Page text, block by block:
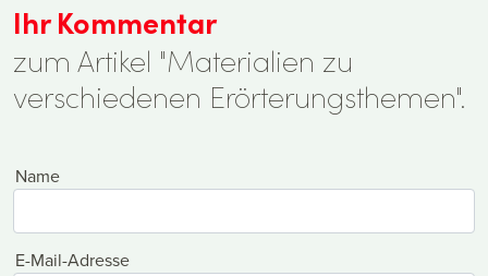
Ihr Kommentar
zum Artikel "Materialien zu
verschiedenen Erörterungsthemen".
Name
E-Mail-Adresse